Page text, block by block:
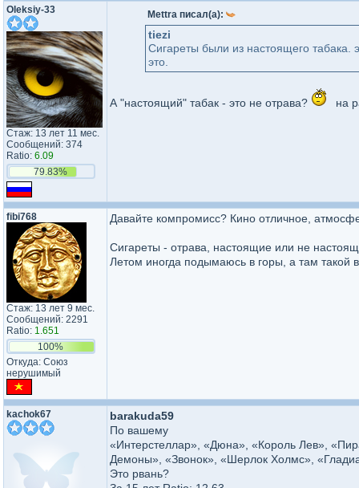
Oleksiy-33
Стаж: 13 лет 11 мес.
Сообщений: 374
Ratio: 6.09
79.83%
Mettra писал(а):
tiezi
Сигареты были из настоящего
это.
А "настоящий" табак - это не отрава? на
fibi768
Стаж: 13 лет 9 мес.
Сообщений: 2291
Ratio: 1.651
100%
Откуда: Союз
нерушимый
Давайте компромисс? Кино отличное,
Сигареты - отрава, настоящие или не
Летом иногда подымаюсь в горы, а там такой
kachok67
barakuda59
По вашему
«Интерстеллар», «Дюна», «Король Лев»,
Демоны», «Звонок», «Шерлок Холмс»,
Это рвань?